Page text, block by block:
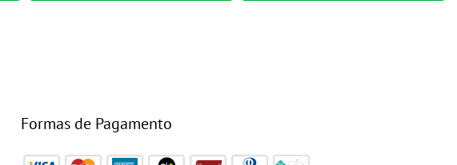
Formas de Pagamento